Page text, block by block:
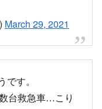
報 - Yahoo!道路交通情報
め・事故など今現在の最新道
ることができます。日本道路
）の最新データを用い高速道路
認いただけます。